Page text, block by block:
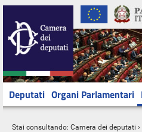
Deputati Organi Parlamentari
Stai consultando: Camera dei deputati ›